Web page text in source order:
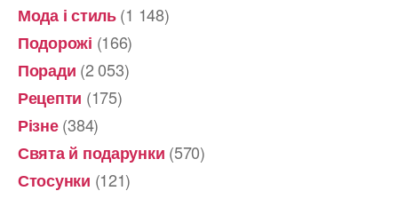
Мода і стиль(1 148)
Подорожі (166)
Поради (2 053)
Рецепти (175)
Різне(384)
Свята й подарунки (570)
Стосунки (121)